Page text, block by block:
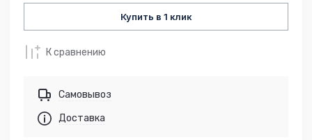
Купить в 1 клик
К сравнению
Самовывоз
Доставка